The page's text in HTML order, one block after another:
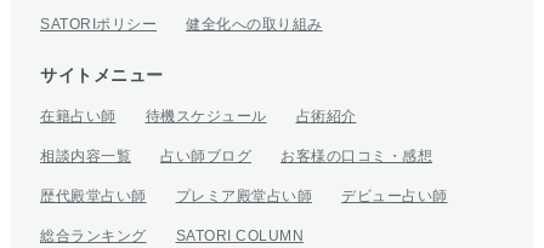
SATORIポリシー 健全化への取り組み
サイトメニュー
在籍占い師 待機スケジュール 占術紹介
相談内容一覧 占い師ブログ お客様の口コミ・感想
歴代殿堂占い師 プレミア殿堂占い師 デビュー占い師
総合ランキング SATORI COLUMN